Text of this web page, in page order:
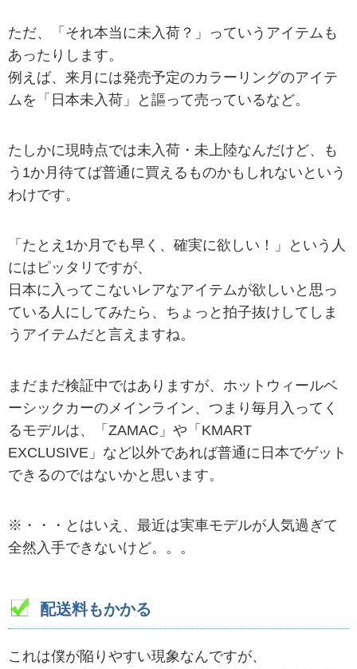
ただ、「それ本当に未入荷？」っていうアイテムも
あったりします。
例えば、来月には発売予定のカラーリングのアイテ
ムを「日本未入荷」と謳って売っているなど。
たしかに現時点では未入荷・未上陸なんだけど、も
う1か月待てば普通に買えるものかもしれないという
わけです。
「たとえ1か月でも早く、確実に欲しい！」という人
にはピッタリですが、
日本に入ってこないレアなアイテムが欲しいと思っ
ている人にしてみたら、ちょっと拍子抜けしてしま
うアイテムだと言えますね。
まだまだ検証中ではありますが、ホットウィールベ
ーシックカーのメインライン、つまり毎月入ってく
るモデルは、「ZAMAC」や「KMART
EXCLUSIVE」など以外であれば普通に日本でゲット
できるのではないかと思います。
※・・・とはいえ、最近は実車モデルが人気過ぎて
全然入手できないけど。。。
配送料もかかる
これは僕が陥りやすい現象なんですが、